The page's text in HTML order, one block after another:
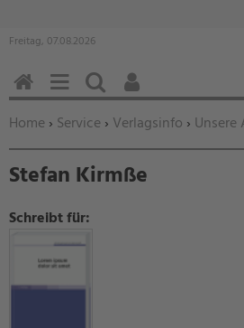
Freitag, 07.08.2026
Sie befinden sich hier:
Home › Service › Verlagsinfo › Unsere
Stefan Kirmße
Schreibt für:
HOMEMENÜSUCHEN